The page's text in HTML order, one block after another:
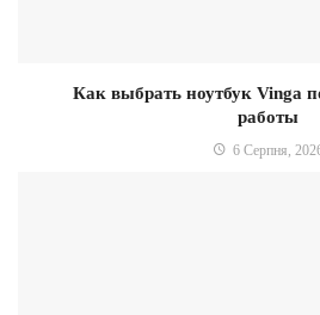
Как выбрать ноутбук Vinga
работы
6 Серпня,